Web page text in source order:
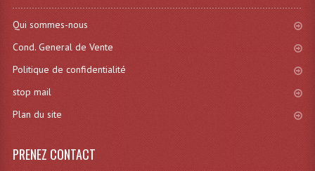
Qui sommes-nous
Cond. General de Vente
Politique de confidentialité
stop mail
Plan du site
PRENEZ CONTACT